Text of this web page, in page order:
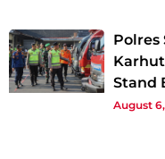
Polres
Stand
August